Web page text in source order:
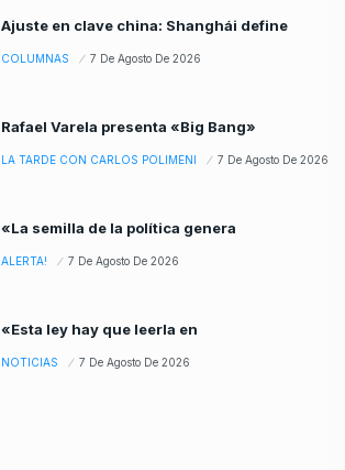
Ajuste en clave china: Shanghái define
COLUMNAS 7 De Agosto De 2026
Rafael Varela presenta «Big Bang»
LA TARDE CON CARLOS POLIMENI 7 De Agosto De 2026
«La semilla de la política genera
ALERTA! 7 De Agosto De 2026
«Esta ley hay que leerla en
NOTICIAS 7 De Agosto De 2026